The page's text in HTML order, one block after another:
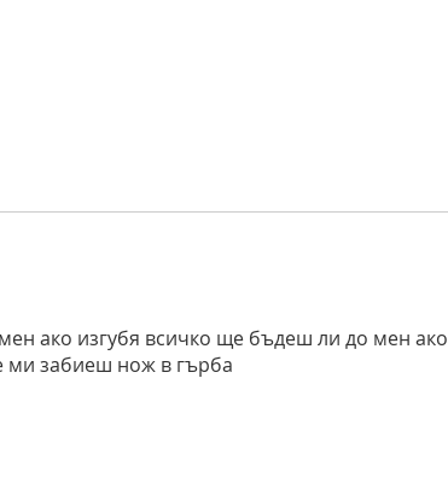
ако изгубя всичко ще бъдеш ли до мен ако
ми забиеш нож в гърба